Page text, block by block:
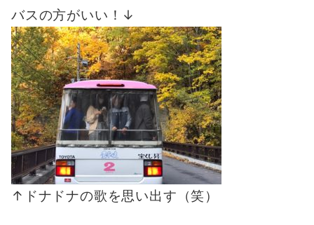
バスの方がいい！↓
↑ドナドナの歌を思い出す（笑）